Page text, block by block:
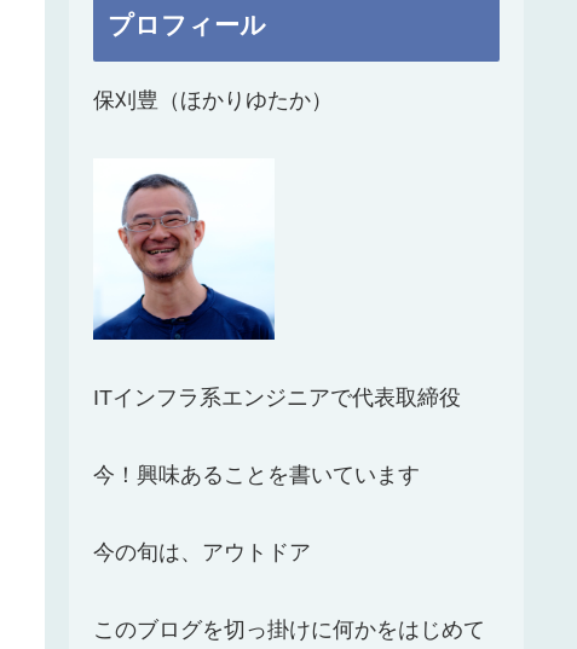
プロフィール
保刈豊（ほかりゆたか）
ITインフラ系エンジニアで代表取締役
今！興味あることを書いています
今の旬は、アウトドア
このブログを切っ掛けに何かをはじめて